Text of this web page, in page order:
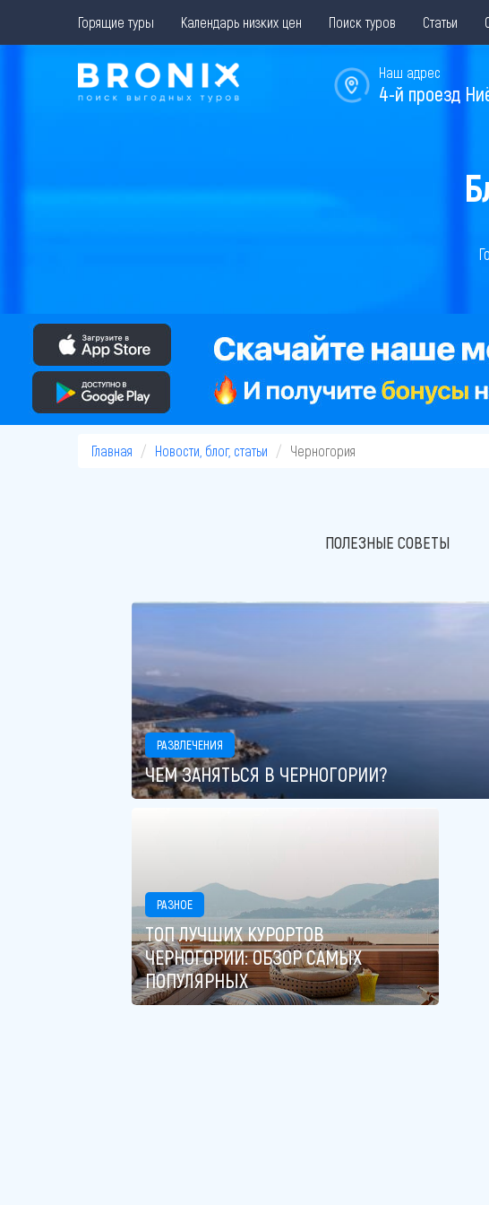
Горящие туры Календарь низких цен Поиск туров Статьи
Наш адрес
4-й проезд
Главная Новости, блог, статьи Черногория
ПОЛЕЗНЫЕ СОВЕТЫ
РАЗВЛЕЧЕНИЯ
ЧЕМ ЗАНЯТЬСЯ В ЧЕРНОГОРИИ?
РАЗНОЕ
ТОП ЛУЧШИХ КУРОРТОВ
ЧЕРНОГОРИИ: ОБЗОР САМЫХ
ПОПУЛЯРНЫХ